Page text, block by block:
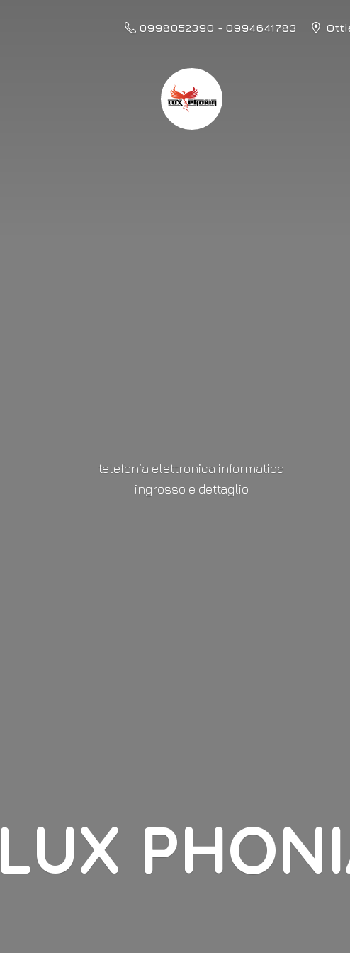
0998052390 - 0994641783
LUX
telefonia elettronica informatica
ingrosso e dettaglio